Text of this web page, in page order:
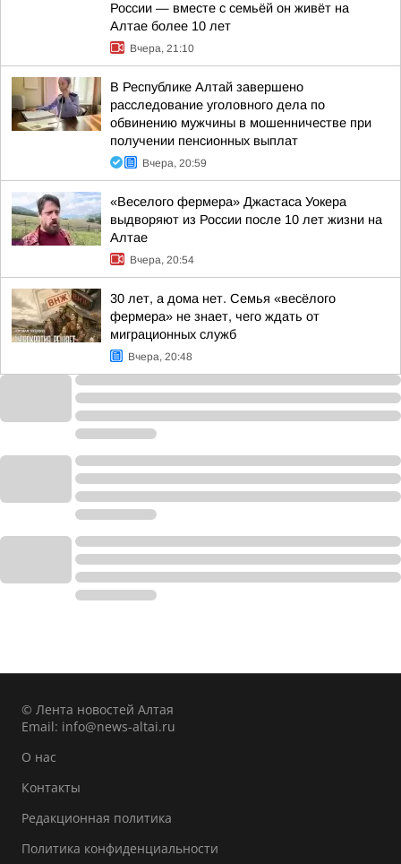
России — вместе с семьёй он живёт на
Алтае более 10 лет
Вчера, 21:10
В Республике Алтай завершено
расследование уголовного дела по
обвинению мужчины в мошенничестве при
получении пенсионных выплат
Вчера, 20:59
«Веселого фермера» Джастаса Уокера
выдворяют из России после 10 лет жизни на
Алтае
Вчера, 20:54
30 лет, а дома нет. Семья «весёлого
фермера» не знает, чего ждать от
миграционных служб
Вчера, 20:48
© Лента новостей Алтая
Email: info@news-altai.ru
О нас
Контакты
Редакционная политика
Политика конфиденциальности